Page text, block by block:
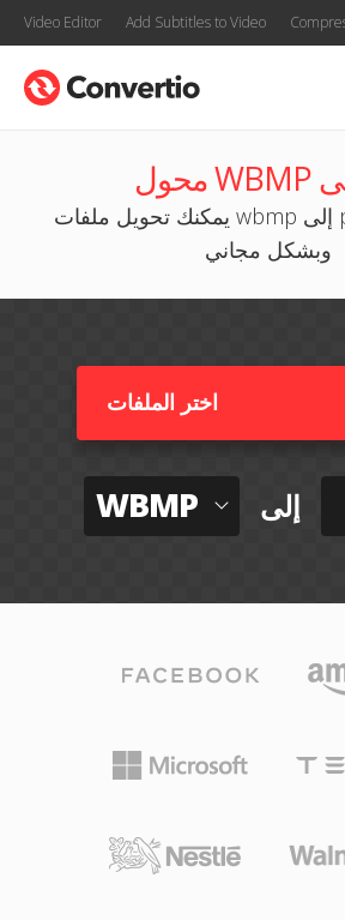
Video Editor Add Subtitles to Video
يمكنك تحويل ملفات wbmp إلى ps على الإنترنت
وبشكل مجاني
اختر الملفات
WBMP إلى